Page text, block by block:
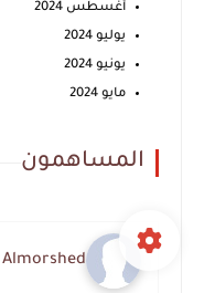
أغسطس 2024
يوليو 2024
يونيو 2024
مايو 2024
المساهمون